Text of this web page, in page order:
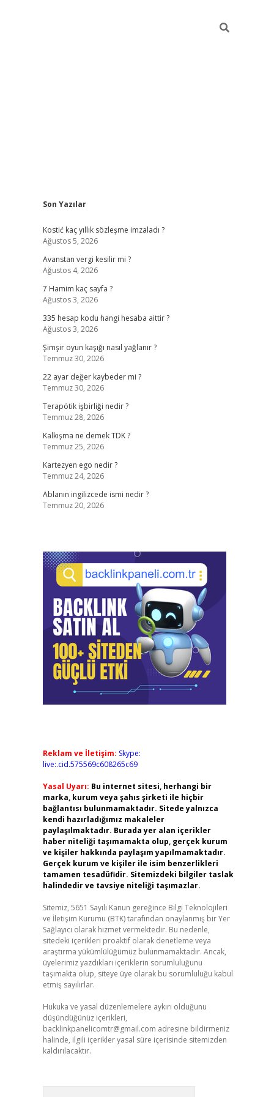
Sidebar
Son Yazılar
Kostić kaç yıllık sözleşme imzaladı ?
Ağustos 5, 2026
Avanstan vergi kesilir mi ?
Ağustos 4, 2026
7 Hamim kaç sayfa ?
Ağustos 3, 2026
335 hesap kodu hangi hesaba aittir ?
Ağustos 3, 2026
Şimşir oyun kaşığı nasıl yağlanır ?
Temmuz 30, 2026
22 ayar değer kaybeder mi ?
Temmuz 30, 2026
Terapötik işbirliği nedir ?
Temmuz 28, 2026
Kalkışma ne demek TDK ?
Temmuz 25, 2026
Kartezyen ego nedir ?
Temmuz 24, 2026
Ablanın ingilizcede ismi nedir ?
Temmuz 20, 2026
Reklam ve İletişim: Skype:
live:.cid.575569c608265c69
Yasal Uyarı: Bu internet sitesi, herhangi bir
marka, kurum veya şahıs şirketi ile hiçbir
bağlantısı bulunmamaktadır. Sitede yalnızca
kendi hazırladığımız makaleler
paylaşılmaktadır. Burada yer alan içerikler
haber niteliği taşımamakta olup, gerçek kurum
ve kişiler hakkında paylaşım yapılmamaktadır.
Gerçek kurum ve kişiler ile isim benzerlikleri
tamamen tesadüfidir. Sitemizdeki bilgiler taslak
halindedir ve tavsiye niteliği taşımazlar.
Sitemiz, 5651 Sayılı Kanun gereğince Bilgi Teknolojileri
ve İletişim Kurumu (BTK) tarafından onaylanmış bir Yer
Sağlayıcı olarak hizmet vermektedir. Bu nedenle,
sitedeki içerikleri proaktif olarak denetleme veya
araştırma yükümlülüğümüz bulunmamaktadır. Ancak,
üyelerimiz yazdıkları içeriklerin sorumluluğunu
taşımakta olup, siteye üye olarak bu sorumluluğu kabul
etmiş sayılırlar.
Hukuka ve yasal düzenlemelere aykırı olduğunu
düşündüğünüz içerikleri,
backlinkpanelicomtr@gmail.com adresine bildirmeniz
halinde, ilgili içerikler yasal süre içerisinde sitemizden
kaldırılacaktır.